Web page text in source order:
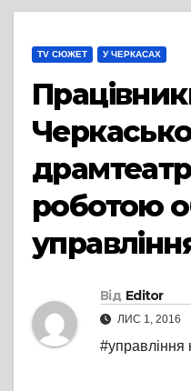
TV СЮЖЕТ У ЧЕРКАСАХ
роботою
Від Editor
ЛИС 1, 2016
#управління